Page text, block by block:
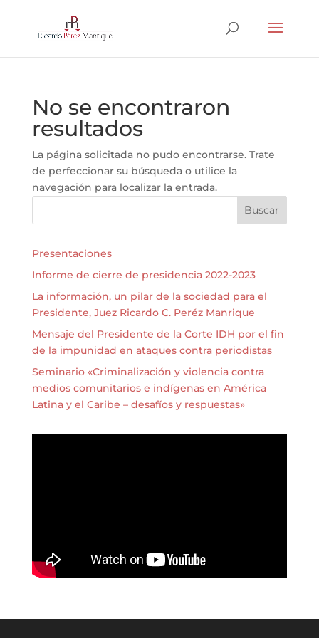
No se encontraron
resultados
La página solicitada no pudo encontrarse. Trate
de perfeccionar su búsqueda o utilice la
navegación para localizar la entrada.
Buscar
Presentaciones
Informe de cierre de presidencia 2022-2023
La información, un pilar de la sociedad para el
Presidente, Juez Ricardo C. Peréz Manrique
Mensaje del Presidente de la Corte IDH por el fin
de la impunidad en ataques contra periodistas
Seminario «Criminalización y violencia contra
medios comunitarios e indígenas en América
Latina y el Caribe – desafíos y respuestas»